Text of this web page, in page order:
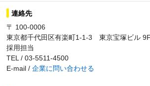
連絡先
〒 100-0006
東京都千代田区有楽町1-1-3 東京宝塚ビル
採用担当
TEL / 03-5511-4500
E-mail / 企業に問い合わせる